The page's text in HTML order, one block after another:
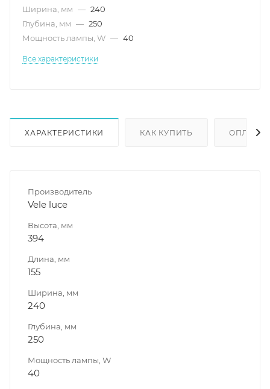
Ширина, мм — 240
Глубина, мм — 250
Мощность лампы, W — 40
Все характеристики
ХАРАКТЕРИСТИКИ КАК КУПИТЬ ОПЛАТА
Производитель
Vele luce
Высота, мм
394
Длина, мм
155
Ширина, мм
240
Глубина, мм
250
Мощность лампы, W
40